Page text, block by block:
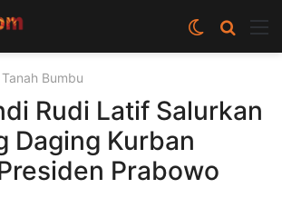
Cari
berita
Switch
skin
Bumbu
Rudi Latif Salurkan
Daging Kurban
Prabowo